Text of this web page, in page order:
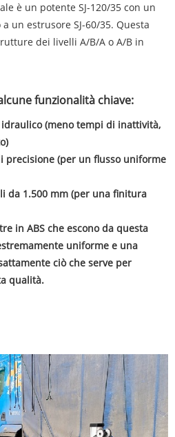
è un potente SJ-120/35 con un
un estrusore SJ-60/35. Questa
dei livelli A/B/A o A/B in
funzionalità chiave:
(meno tempi di inattività,
precisione (per un flusso uniforme
da 1.500 mm (per una finitura
in ABS che escono da questa
uniforme e una
ciò che serve per
qualità.